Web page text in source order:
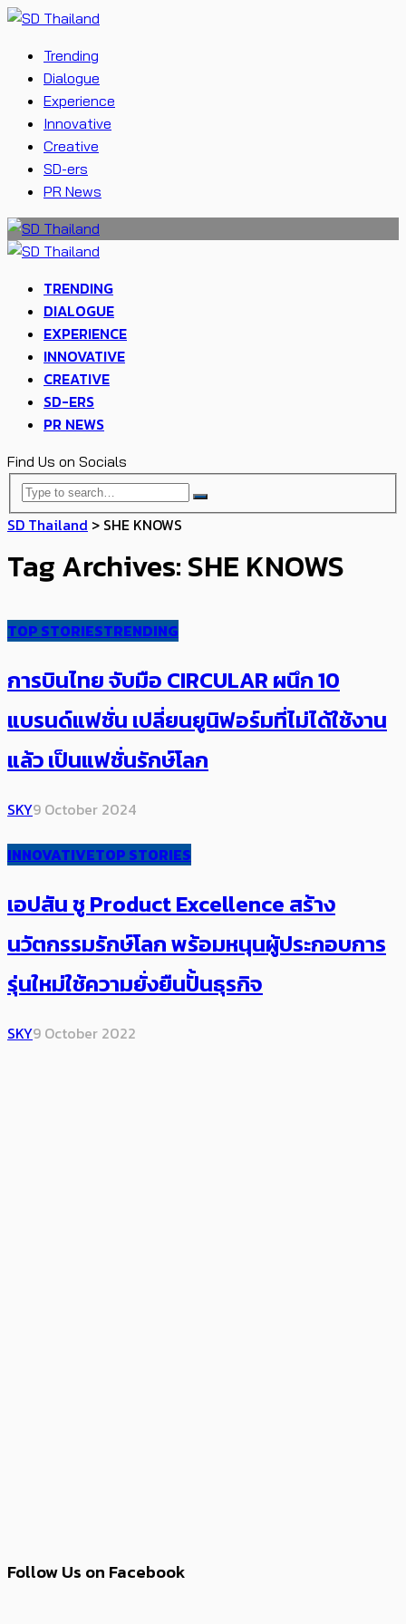
Trending
Dialogue
Experience
Innovative
Creative
SD-ers
PR News
TRENDING
DIALOGUE
EXPERIENCE
INNOVATIVE
CREATIVE
SD-ERS
PR NEWS
Find Us on Socials
SD Thailand > SHE KNOWS
Tag Archives: SHE KNOWS
TOP STORIESTRENDING
การบินไทย จับมือ CIRCULAR ผนึก 10
แบรนด์แฟชั่น เปลี่ยนยูนิฟอร์มที่ไม่ได้ใช้งาน
แล้ว เป็นแฟชั่นรักษ์โลก
SKY9 October 2024
INNOVATIVETOP STORIES
เอปสัน ชู Product Excellence ​สร้าง
นวัตกรรมรักษ์โลก พร้อมหนุนผู้ประกอบการ
รุ่นใหม่ใช้ความยั่งยืนปั้นธุรกิจ
SKY9 October 2022
Follow Us on Facebook